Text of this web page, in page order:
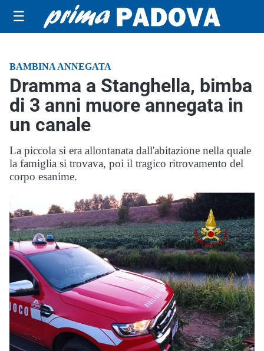
☰
BAMBINA ANNEGATA
Dramma a Stanghella, bimba
di 3 anni muore annegata in
un canale
La piccola si era allontanata dall'abitazione nella quale
la famiglia si trovava, poi il tragico ritrovamento del
corpo esanime.